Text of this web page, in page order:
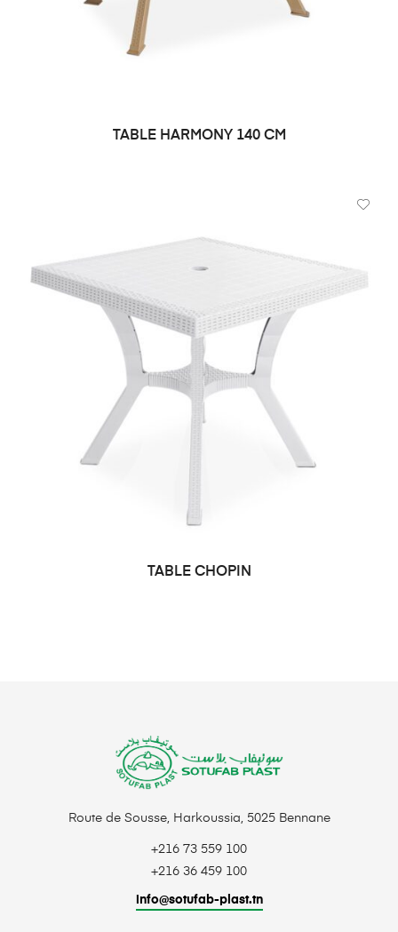
TABLE HARMONY 140 CM
TABLE CHOPIN
Route de Sousse, Harkoussia, 5025 Bennane
+216 73 559 100
+216 36 459 100
info@sotufab-plast.tn